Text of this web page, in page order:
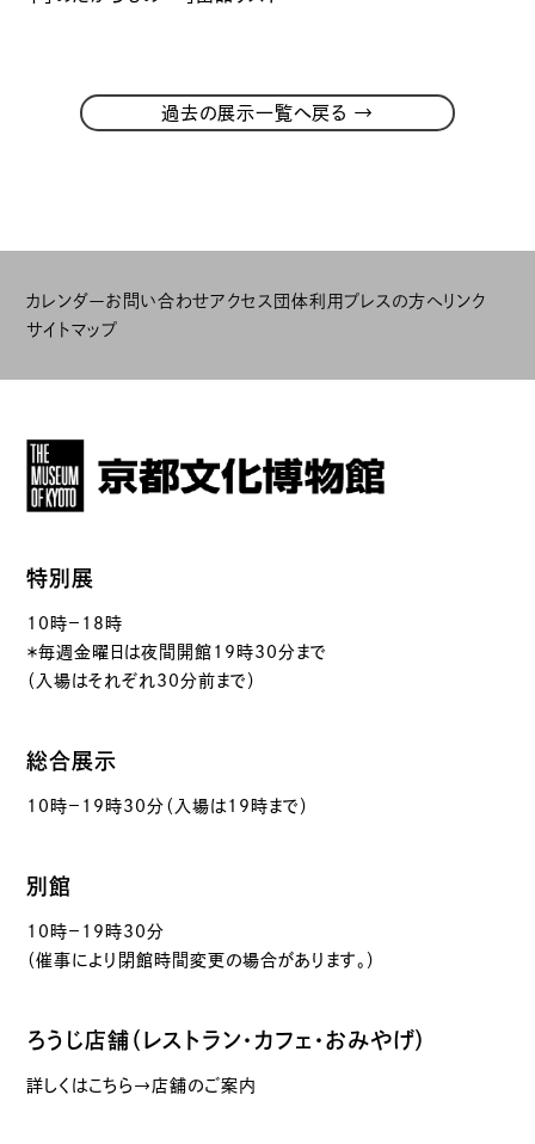
過去の展示一覧へ戻る →
カレンダーお問い合わせアクセス 団体利用 プレスの方へリンク
サイトマップ
特別展
10時－18時
＊毎週金曜日は夜間開館19時30分まで
（入場はそれぞれ30分前まで）
総合展示
10時－19時30分（入場は19時まで）
別館
10時－19時30分
（催事により閉館時間変更の場合があります。）
ろうじ店舗（レストラン・カフェ・おみやげ）
詳しくはこちら→店舗のご案内